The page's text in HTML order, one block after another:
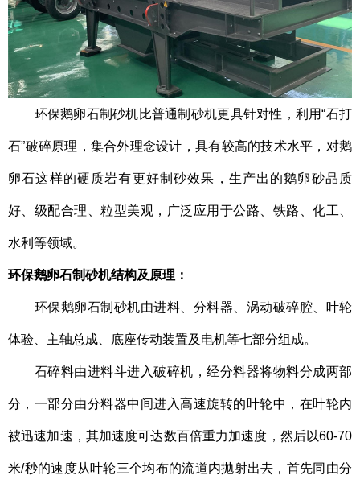
环保鹅卵石制砂机比普通制砂机更具针对性，利用“石打
石”破碎原理，集合外理念设计，具有较高的技术水平，对鹅
卵石这样的硬质岩有更好制砂效果，生产出的鹅卵砂品质
好、级配合理、粒型美观，广泛应用于公路、铁路、化工、
水利等领域。
环保鹅卵石制砂机结构及原理：
环保鹅卵石制砂机由进料、分料器、涡动破碎腔、叶轮
体验、主轴总成、底座传动装置及电机等七部分组成。
石碎料由进料斗进入破碎机，经分料器将物料分成两部
分，一部分由分料器中间进入高速旋转的叶轮中，在叶轮内
被迅速加速，其加速度可达数百倍重力加速度，然后以60-70
米/秒的速度从叶轮三个均布的流道内抛射出去，首先同由分